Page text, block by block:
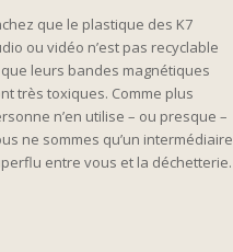
que le plastique des K7
ou vidéo n’est pas recyclable
leurs bandes magnétiques
très toxiques. Comme plus
n’en utilise – ou presque –
ne sommes qu’un intermédiaire
entre vous et la déchetterie.